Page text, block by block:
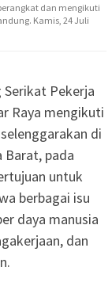
dan mengikuti
Kamis, 24 Juli
Serikat Pekerja
Raya mengikuti
di
Barat, pada
untuk
berbagai isu
daya manusia
dan